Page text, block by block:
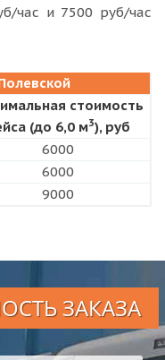
час и 7500 руб/час
стоимость
(до 6,0 м3), руб
6000
6000
9000
ЗАКАЗА